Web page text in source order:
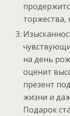
на день
оценит
презент
жизни и
Подарок